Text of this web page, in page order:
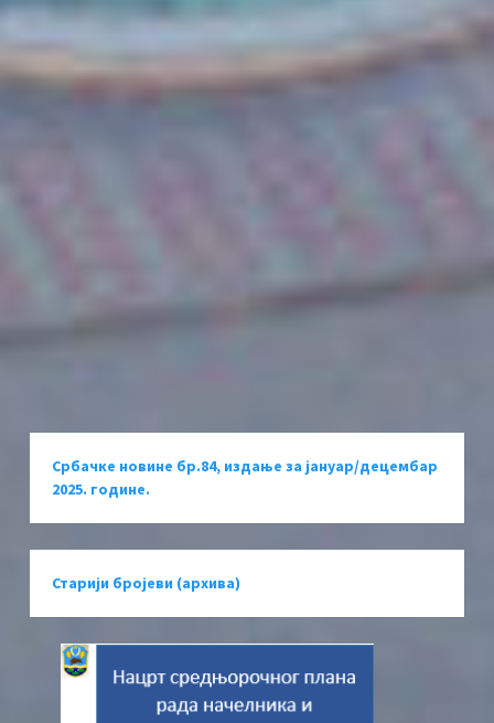
Србачке новине бр.84, издање за јануар/децембар
2025. године.
Старији бројеви (архива)